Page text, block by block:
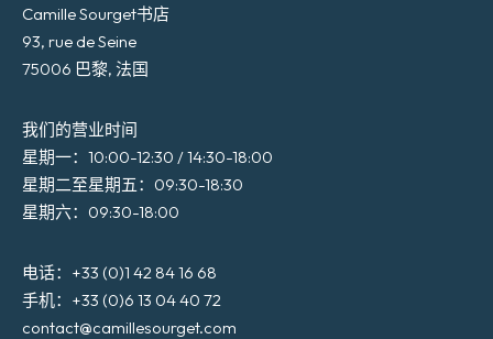
Camille Sourget书店
93, rue de Seine
75006 巴黎, 法国
我们的营业时间
星期一：10:00-12:30 / 14:30-18:00
星期二至星期五：09:30-18:30
星期六：09:30-18:00
电话：+33 (0)1 42 84 16 68
手机：+33 (0)6 13 04 40 72
contact@camillesourget.com